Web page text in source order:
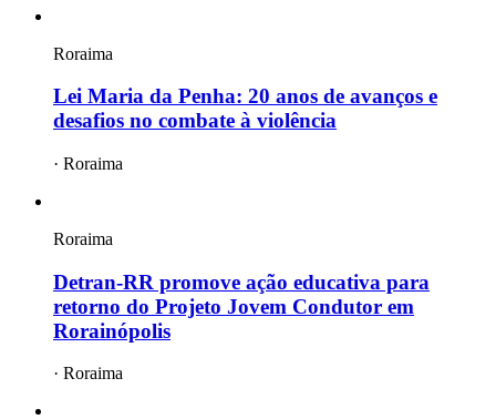
Roraima
Lei Maria da Penha: 20 anos de avanços e
desafios no combate à violência
· Roraima
Roraima
Detran-RR promove ação educativa para
retorno do Projeto Jovem Condutor em
Rorainópolis
· Roraima